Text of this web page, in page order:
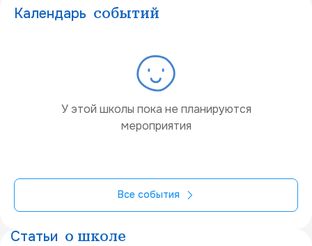
Календарь событий
У этой школы пока не планируются
мероприятия
Все события
Статьи о школе